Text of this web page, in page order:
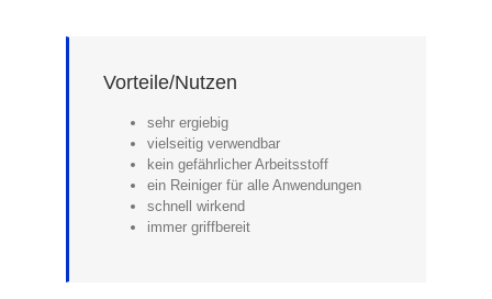
Vorteile/Nutzen
sehr ergiebig
vielseitig verwendbar
kein gefährlicher Arbeitsstoff
ein Reiniger für alle Anwendungen
schnell wirkend
immer griffbereit